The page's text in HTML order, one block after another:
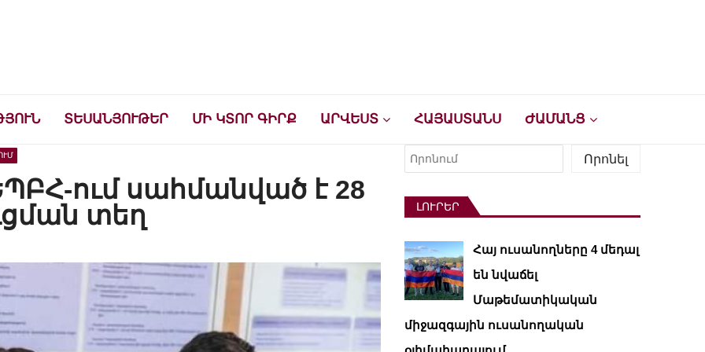
ՏԵՍԱՆՅՈՒԹԵՐ ՄԻ ԿՏՈՐ ԳԻՐՔ ԱՐՎԵՍՏ ՀԱՅԱՍՏԱՆՍ ԺԱՄԱՆՑ
ում սահմանված է 28
տեղ
Որոնել
Որոնել
ԼՈՒՐԵՐ
Հայ ուսանողները 4 մեդալ
են նվաճել
Մաթեմատիկական
միջազգային ուսանողական